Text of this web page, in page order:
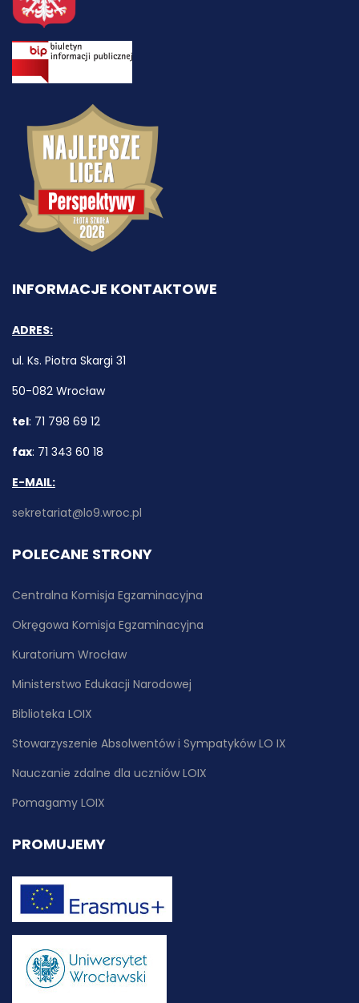
INFORMACJE KONTAKTOWE
ADRES:
ul. Ks. Piotra Skargi 31
50-082 Wrocław
tel: 71 798 69 12
fax: 71 343 60 18
E-MAIL:
sekretariat@lo9.wroc.pl
POLECANE STRONY
Centralna Komisja Egzaminacyjna
Okręgowa Komisja Egzaminacyjna
Kuratorium Wrocław
Ministerstwo Edukacji Narodowej
Biblioteka LOIX
Stowarzyszenie Absolwentów i Sympatyków LO IX
Nauczanie zdalne dla uczniów LOIX
Pomagamy LOIX
PROMUJEMY